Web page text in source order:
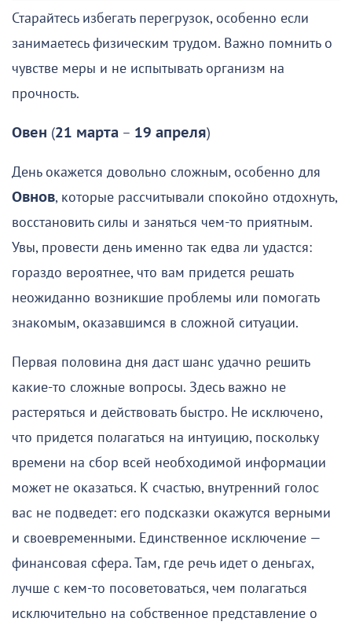
Старайтесь избегать перегрузок, особенно если
занимаетесь физическим трудом. Важно помнить о
чувстве меры и не испытывать организм на
прочность.
Овен (21 марта – 19 апреля)
День окажется довольно сложным, особенно для
Овнов, которые рассчитывали спокойно отдохнуть,
восстановить силы и заняться чем-то приятным.
Увы, провести день именно так едва ли удастся:
гораздо вероятнее, что вам придется решать
неожиданно возникшие проблемы или помогать
знакомым, оказавшимся в сложной ситуации.
Первая половина дня даст шанс удачно решить
какие-то сложные вопросы. Здесь важно не
растеряться и действовать быстро. Не исключено,
что придется полагаться на интуицию, поскольку
времени на сбор всей необходимой информации
может не оказаться. К счастью, внутренний голос
вас не подведет: его подсказки окажутся верными
и своевременными. Единственное исключение —
финансовая сфера. Там, где речь идет о деньгах,
лучше с кем-то посоветоваться, чем полагаться
исключительно на собственное представление о